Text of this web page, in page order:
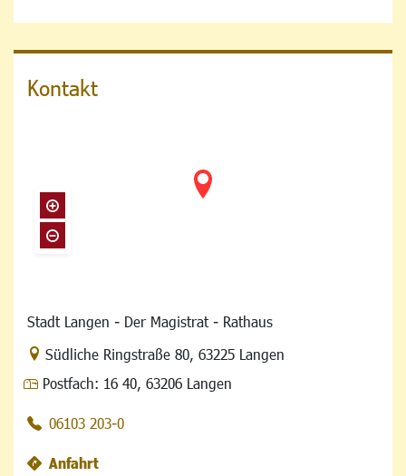
Kontakt
Stadt Langen - Der Magistrat - Rathaus
Link zur Google-Maps Navigation
Südliche Ringstraße 80, 63225 Langen
Postfach: 16 40, 63206 Langen
06103 203-0
Anfahrt